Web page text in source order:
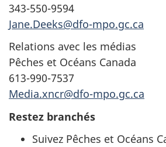
343-550-9594
Jane.Deeks@dfo-mpo.gc.ca
Relations avec les médias
Pêches et Océans Canada
613-990-7537
Media.xncr@dfo-mpo.gc.ca
Restez branchés
Suivez Pêches et Océans